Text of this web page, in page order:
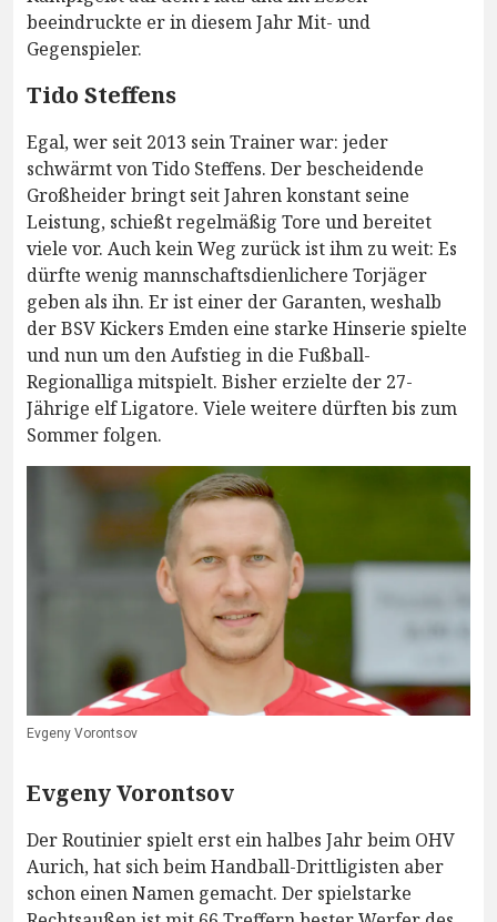
beeindruckte er in diesem Jahr Mit- und
Gegenspieler.
Tido Steffens
Egal, wer seit 2013 sein Trainer war: jeder
schwärmt von Tido Steffens. Der bescheidende
Großheider bringt seit Jahren konstant seine
Leistung, schießt regelmäßig Tore und bereitet
viele vor. Auch kein Weg zurück ist ihm zu weit: Es
dürfte wenig mannschaftsdienlichere Torjäger
geben als ihn. Er ist einer der Garanten, weshalb
der BSV Kickers Emden eine starke Hinserie spielte
und nun um den Aufstieg in die Fußball-
Regionalliga mitspielt. Bisher erzielte der 27-
Jährige elf Ligatore. Viele weitere dürften bis zum
Sommer folgen.
Evgeny Vorontsov
Evgeny Vorontsov
Der Routinier spielt erst ein halbes Jahr beim OHV
Aurich, hat sich beim Handball-Drittligisten aber
schon einen Namen gemacht. Der spielstarke